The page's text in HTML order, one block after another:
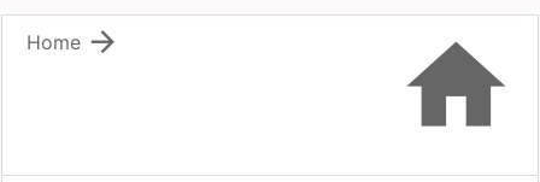


Home